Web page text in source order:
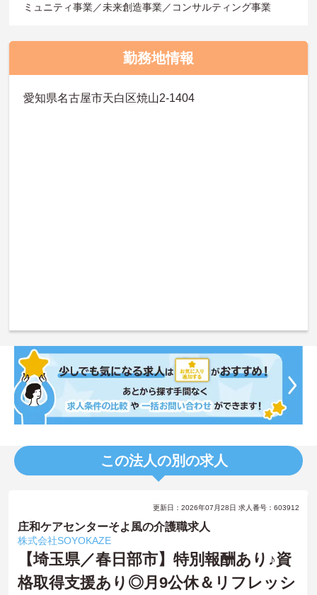
ミュニティ事業／未来創造事業／コンサルティング事業
勤務地情報
愛知県名古屋市天白区焼山2-1404
この法人の別の求人
更新日：2026年07月28日 求人番号：603912
庄和ケアセンターそよ風の介護職求人
株式会社SOYOKAZE
【埼玉県／春日部市】特別報酬あり♪資
格取得支援あり◎月9公休＆リフレッシ